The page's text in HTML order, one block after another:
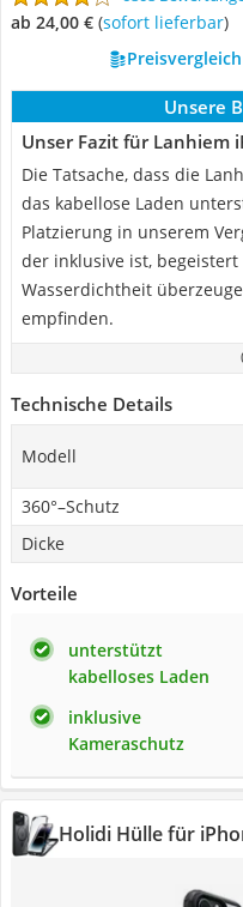
ab 24,00 € ( Sofort lieferbar)
Unsere
Unser Fazit für Lanhiem
Die Tatsache, dass die
das kabellose Laden
Platzierung in unserem
der inklusive ist,
Wasserdichtheit
empfinden.
Technische Details
Modell
360°–Schutz
Dicke
Vorteile
unterstützt
kabelloses Laden
inklusive
Kameraschutz
Holidi Hülle für